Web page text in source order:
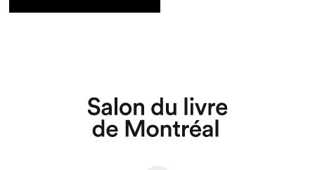
Que cherchez-vous?